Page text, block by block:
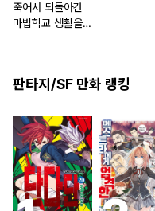
죽어서 되돌아간
마법학교 생활을,
판타지/SF 만화 랭킹